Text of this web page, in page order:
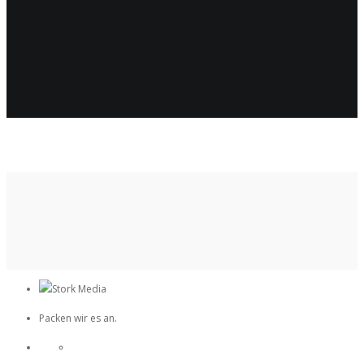
Packen wir es an.